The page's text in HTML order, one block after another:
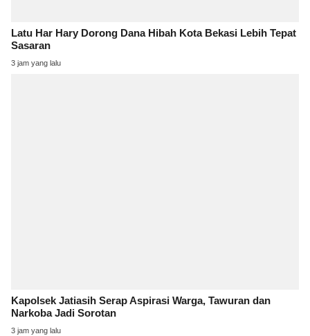
Latu Har Hary Dorong Dana Hibah Kota Bekasi Lebih Tepat
Sasaran
3 jam yang lalu
Kapolsek Jatiasih Serap Aspirasi Warga, Tawuran dan
Narkoba Jadi Sorotan
3 jam yang lalu